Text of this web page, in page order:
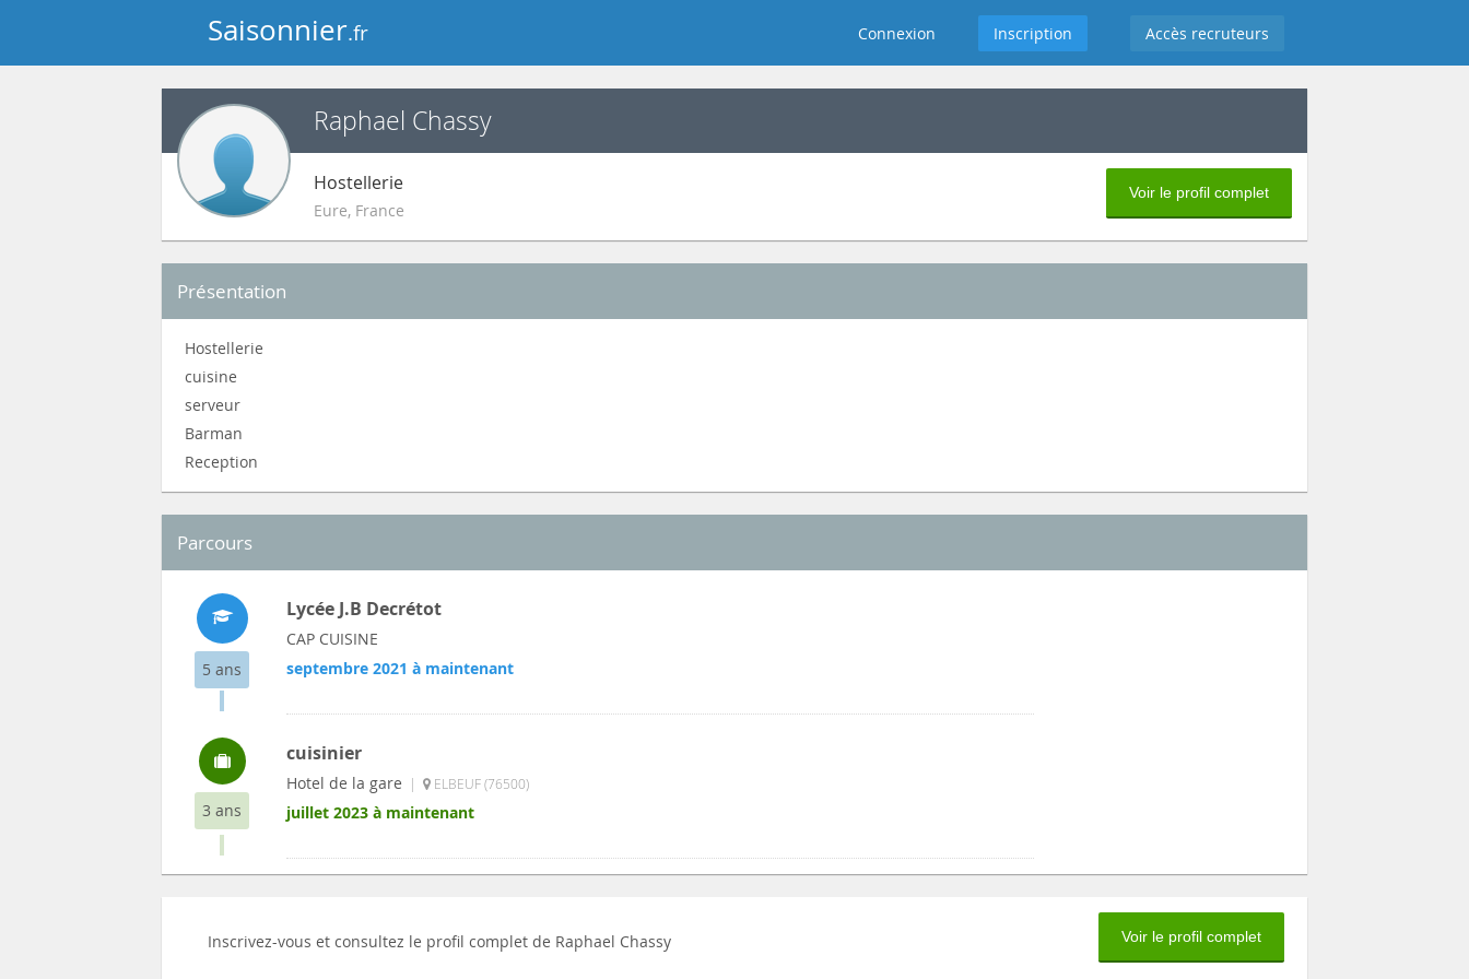
Saisonnier.fr Connexion Inscription Accès recruteurs
Raphael Chassy
Hostellerie
Eure, France
Voir le profil complet
Présentation
Hostellerie
cuisine
serveur
Barman
Reception
Parcours
5 ans
Lycée J.B Decrétot
CAP CUISINE
septembre 2021 à maintenant
3 ans
cuisinier
Hotel de la gare | ELBEUF (76500)
juillet 2023 à maintenant
Inscrivez-vous et consultez le profil complet de Raphael Chassy Voir le profil complet